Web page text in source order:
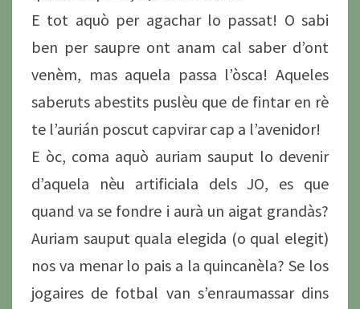
E tot aquò per agachar lo passat! O sabi
ben per saupre ont anam cal saber d’ont
venèm, mas aquela passa l’òsca! Aqueles
saberuts abestits puslèu que de fintar en rè
te l’aurián poscut capvirar cap a l’avenidor!
E òc, coma aquò auriam sauput lo devenir
d’aquela nèu artificiala dels JO, es que
quand va se fondre i aurà un aigat grandàs?
Auriam sauput quala elegida (o qual elegit)
nos va menar lo pais a la quincanèla? Se los
jogaires de fotbal van s’enraumassar dins